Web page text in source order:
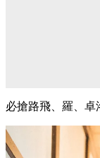
必搶路飛、羅、卓